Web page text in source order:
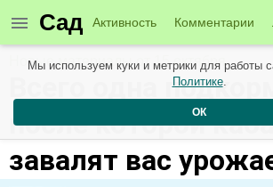
Сад Активность Комментарии
Новые материалы от 15 октября
Всего одна
после которой
завалят вас
Мы используем куки и метрики для работы
Политике.
ОК